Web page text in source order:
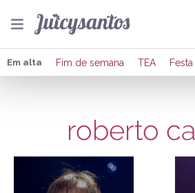
Em alta Fim de semana TEA
roberto